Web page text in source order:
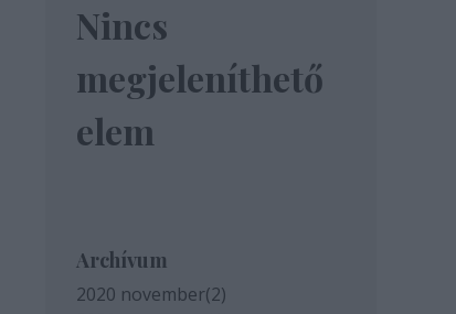
Nincs
megjeleníthető
elem
Archívum
2020 november(2)